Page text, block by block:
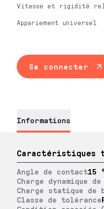
Vitesse et rigidité
Appariement universel
Se connecter
Informations
Caractéristiques
Angle de contact15
Charge dynamique
Charge statique de
Classe de tolérance